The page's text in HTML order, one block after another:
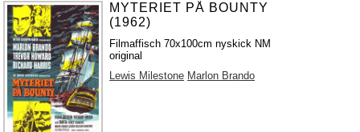
MYTERIET PÅ BOUNTY
(1962)
Filmaffisch 70x100cm nyskick NM
original
Lewis Milestone Marlon Brando